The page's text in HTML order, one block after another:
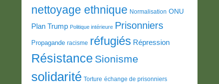
nettoyage ethnique Normalisation ONU
Plan Trump Politique intérieure Prisonniers
Propagande racisme réfugiés Répression
Résistance Sionisme
solidarité Torture échange de prisonniers